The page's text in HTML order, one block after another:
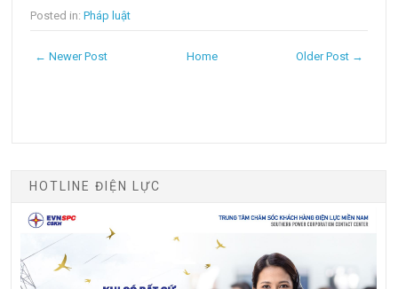
Posted in:Pháp luật
← Newer Post Older Post →
Home
HOTLINE ĐIỆN LỰC